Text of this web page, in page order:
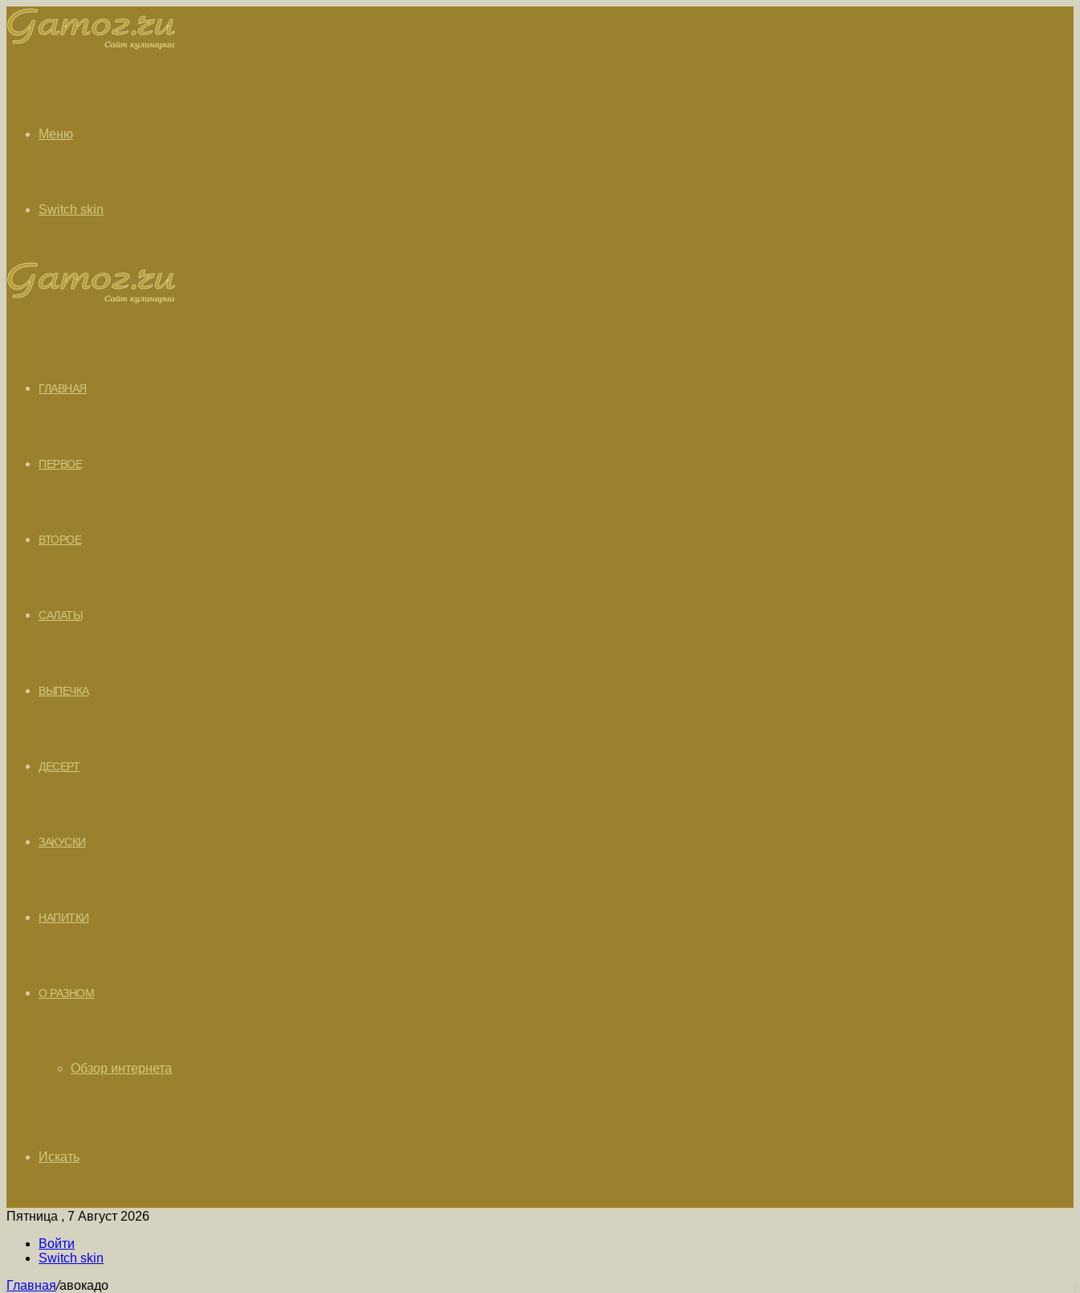
Меню
Switch skin
ГЛАВНАЯ
ПЕРВОЕ
ВТОРОЕ
САЛАТЫ
ВЫПЕЧКА
ДЕСЕРТ
ЗАКУСКИ
НАПИТКИ
О РАЗНОМ
Обзор интернета
Искать
Пятница , 7 Август 2026
Войти
Switch skin
Главная/авокадо